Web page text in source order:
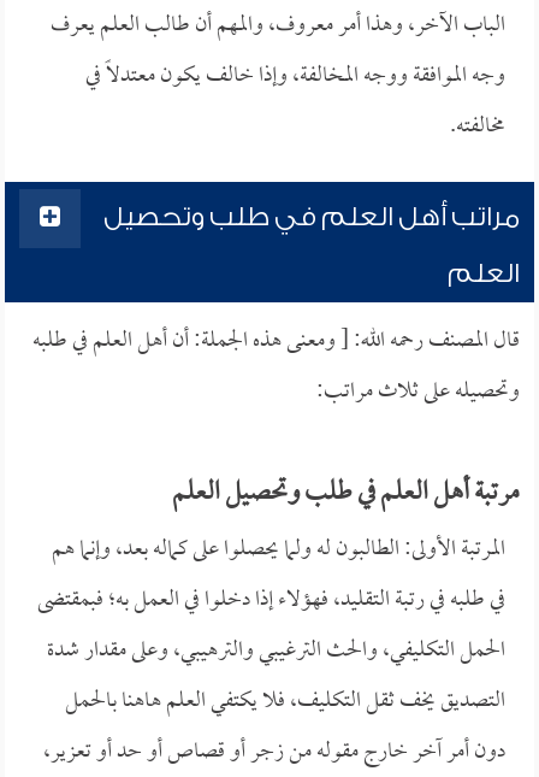
الباب الآخر، وهذا أمر معروف، والمهم أن طالب العلم يعرف
وجه الموافقة ووجه المخالفة، وإذا خالف يكون معتدلاً في
مخالفته.
مراتب أهل العلم في طلب وتحصيل
العلم
قال المصنف رحمه الله: [ ومعنى هذه الجملة: أن أهل العلم في طلبه
وتحصيله على ثلاث مراتب:
مرتبة أهل العلم في طلب وتحصيل العلم
المرتبة الأولى: الطالبون له ولما يحصلوا على كماله بعد، وإنما هم
في طلبه في رتبة التقليد، فهؤلاء إذا دخلوا في العمل به؛ فبمقتضى
الحمل التكليفي، والحث الترغيبي والترهيبي، وعلى مقدار شدة
التصديق يخف ثقل التكليف، فلا يكتفي العلم هاهنا بالحمل
دون أمر آخر خارج مقوله من زجر أو قصاص أو حد أو تعزير،